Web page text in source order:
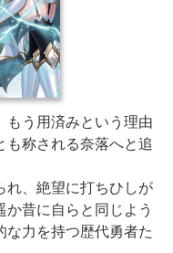
う用済みという理由
も称される奈落へと追
、絶望に打ちひしが
昔に自らと同じよう
な力を持つ歴代勇者た